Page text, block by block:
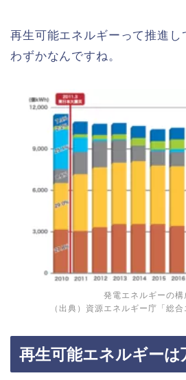
再生可能エネルギーって推進し
わずかなんですね。
発電エネルギーの構
（出典）資源エネルギー庁「総合
再生可能エネルギーは